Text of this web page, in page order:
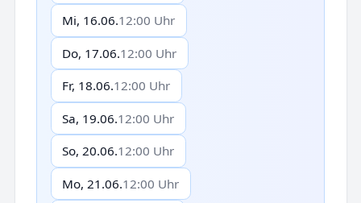
Mi, 16.06.12:00 Uhr
Do, 17.06.12:00 Uhr
Fr, 18.06.12:00 Uhr
Sa, 19.06.12:00 Uhr
So, 20.06.12:00 Uhr
Mo, 21.06.12:00 Uhr